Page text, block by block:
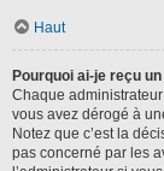
Haut
Pourquoi ai-je reçu
Chaque
vous avez dérogé à
Notez que c’est la
pas concerné par les